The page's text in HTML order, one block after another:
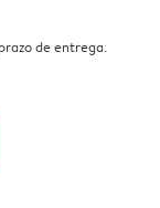
de entrega.